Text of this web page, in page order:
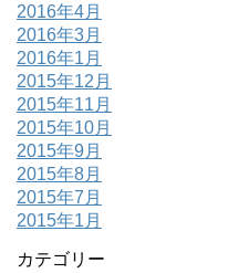
2016年4月
2016年3月
2016年1月
2015年12月
2015年11月
2015年10月
2015年9月
2015年8月
2015年7月
2015年1月
カテゴリー